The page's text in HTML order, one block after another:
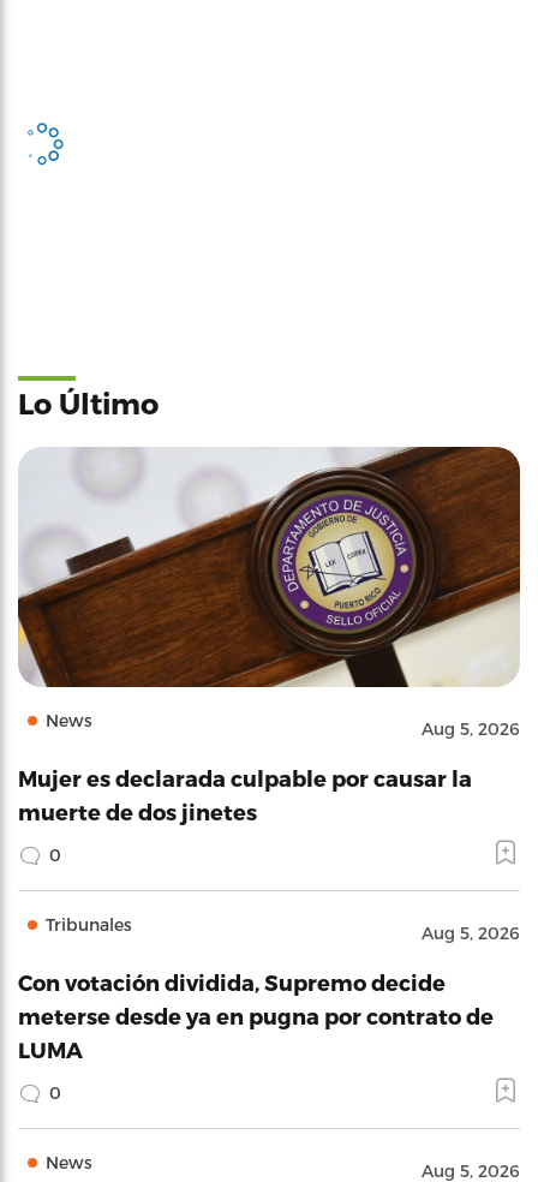
Lo Último
News Aug 5, 2026
Mujer es declarada culpable por causar la
muerte de dos jinetes
0
Tribunales Aug 5, 2026
Con votación dividida, Supremo decide
meterse desde ya en pugna por contrato de
LUMA
0
News Aug 5, 2026